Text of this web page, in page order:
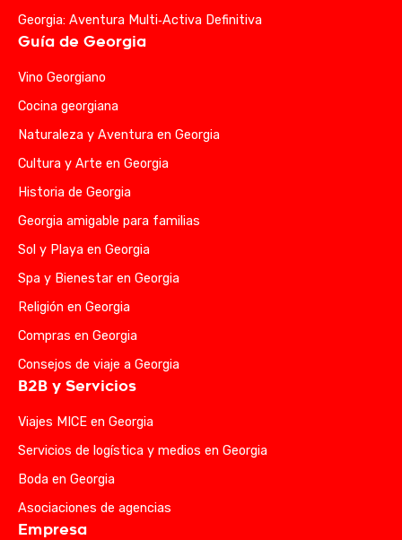
Georgia: Aventura Multi‑Activa Definitiva
Guía de Georgia
Vino Georgiano
Cocina georgiana
Naturaleza y Aventura en Georgia
Cultura y Arte en Georgia
Historia de Georgia
Georgia amigable para familias
Sol y Playa en Georgia
Spa y Bienestar en Georgia
Religión en Georgia
Compras en Georgia
Consejos de viaje a Georgia
B2B y Servicios
Viajes MICE en Georgia
Servicios de logística y medios en Georgia
Boda en Georgia
Asociaciones de agencias
Empresa